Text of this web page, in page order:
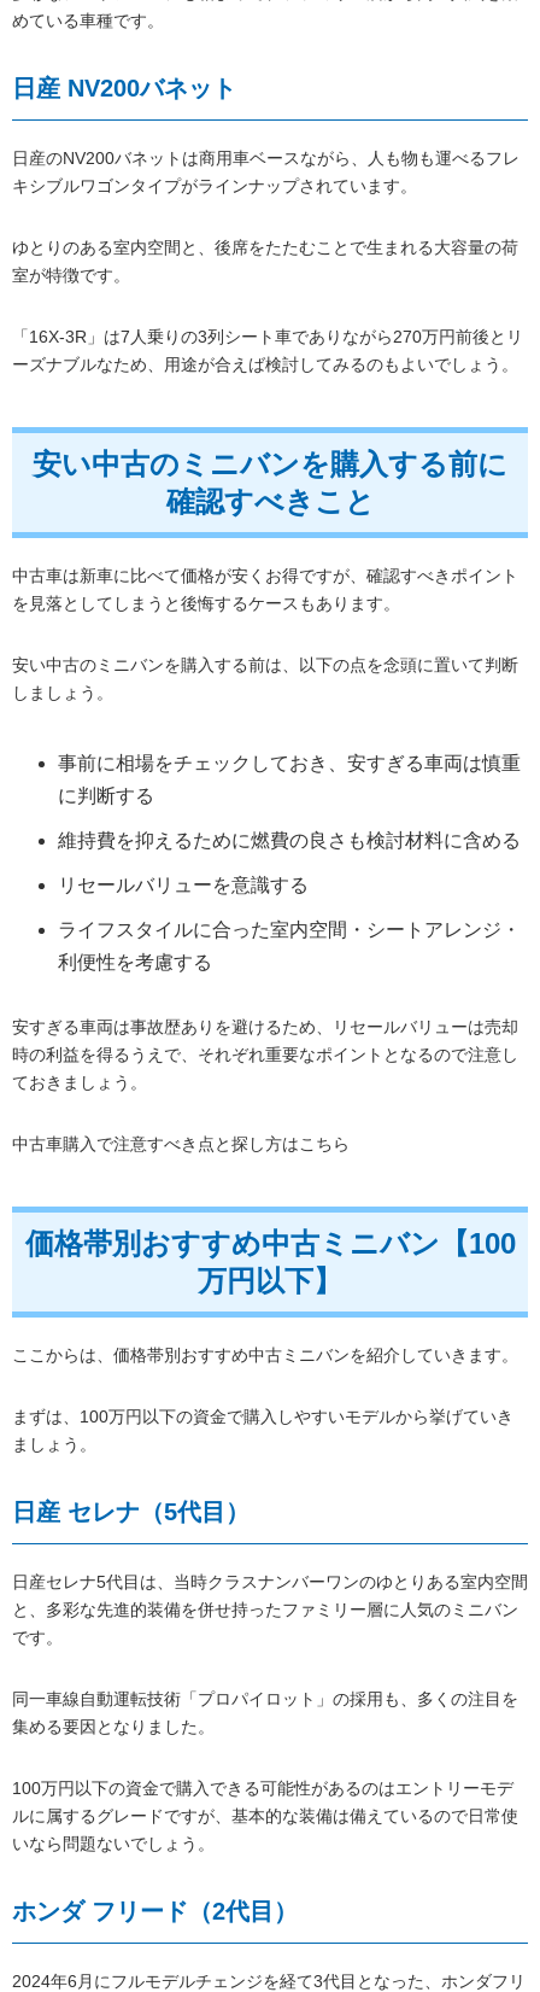
めている車種です。
日産 NV200バネット
日産のNV200バネットは商用車ベースながら、人も物も運べるフレ
キシブルワゴンタイプがラインナップされています。
ゆとりのある室内空間と、後席をたたむことで生まれる大容量の荷
室が特徴です。
「16X-3R」は7人乗りの3列シート車でありながら270万円前後とリ
ーズナブルなため、用途が合えば検討してみるのもよいでしょう。
安い中古のミニバンを購入する前に
確認すべきこと
中古車は新車に比べて価格が安くお得ですが、確認すべきポイント
を見落としてしまうと後悔するケースもあります。
安い中古のミニバンを購入する前は、以下の点を念頭に置いて判断
しましょう。
事前に相場をチェックしておき、安すぎる車両は慎重
に判断する
維持費を抑えるために燃費の良さも検討材料に含める
リセールバリューを意識する
ライフスタイルに合った室内空間・シートアレンジ・
利便性を考慮する
安すぎる車両は事故歴ありを避けるため、リセールバリューは売却
時の利益を得るうえで、それぞれ重要なポイントとなるので注意し
ておきましょう。
中古車購入で注意すべき点と探し方はこちら
価格帯別おすすめ中古ミニバン【100
万円以下】
ここからは、価格帯別おすすめ中古ミニバンを紹介していきます。
まずは、100万円以下の資金で購入しやすいモデルから挙げていき
ましょう。
日産 セレナ（5代目）
日産セレナ5代目は、当時クラスナンバーワンのゆとりある室内空間
と、多彩な先進的装備を併せ持ったファミリー層に人気のミニバン
です。
同一車線自動運転技術「プロパイロット」の採用も、多くの注目を
集める要因となりました。
100万円以下の資金で購入できる可能性があるのはエントリーモデ
ルに属するグレードですが、基本的な装備は備えているので日常使
いなら問題ないでしょう。
ホンダ フリード（2代目）
2024年6月にフルモデルチェンジを経て3代目となった、ホンダフリ